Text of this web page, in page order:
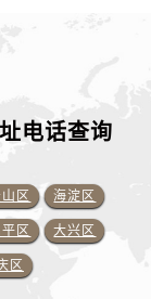
电话查询
区 海淀区
区 大兴区
区